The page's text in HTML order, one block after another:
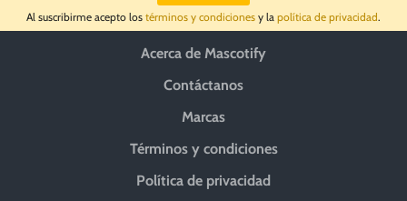
Al suscribirme acepto los términos y condiciones y la política de privacidad.
Acerca de Mascotify
Contáctanos
Marcas
Términos y condiciones
Política de privacidad